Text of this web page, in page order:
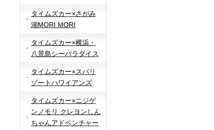
タイムズカー×さがみ
湖MORI MORI
タイムズカー×横浜・
八景島シーパラダイス
タイムズカー×スパリ
ゾートハワイアンズ
タイムズカー×ニジゲ
ンノモリ クレヨンしん
ちゃんアドベンチャー